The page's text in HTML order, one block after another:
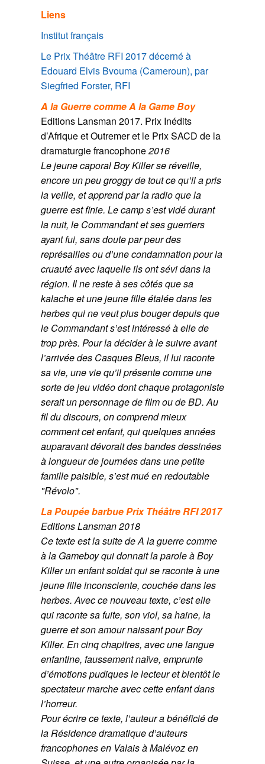
Liens
Institut français
Le Prix Théâtre RFI 2017 décerné à
Edouard Elvis Bvouma (Cameroun), par
Siegfried Forster, RFI
A la Guerre comme A la Game Boy
Editions Lansman 2017. Prix Inédits
d’Afrique et Outremer et le Prix SACD de la
dramaturgie francophone2016
Le jeune caporal Boy Killer se réveille,
encore un peu groggy de tout ce qu’il a pris
la veille, et apprend par la radio que la
guerre est finie. Le camp s’est vidé durant
la nuit, le Commandant et ses guerriers
ayant fui, sans doute par peur des
représailles ou d’une condamnation pour la
cruauté avec laquelle ils ont sévi dans la
région. Il ne reste à ses côtés que sa
kalache et une jeune fille étalée dans les
herbes qui ne veut plus bouger depuis que
le Commandant s’est intéressé à elle de
trop près. Pour la décider à le suivre avant
l’arrivée des Casques Bleus, il lui raconte
sa vie, une vie qu’il présente comme une
sorte de jeu vidéo dont chaque protagoniste
serait un personnage de film ou de BD. Au
fil du discours, on comprend mieux
comment cet enfant, qui quelques années
auparavant dévorait des bandes dessinées
à longueur de journées dans une petite
famille paisible, s’est mué en redoutable
"Révolo".
La Poupée barbuePrix Théâtre RFI 2017
Editions Lansman 2018
Ce texte est la suite deA la guerre comme
à la Gameboyqui donnait la parole à Boy
Killer un enfant soldat qui se raconte à une
jeune fille inconsciente, couchée dans les
herbes. Avec ce nouveau texte, c’est elle
qui raconte sa fuite, son viol, sa haine, la
guerre et son amour naissant pour Boy
Killer. En cinq chapitres, avec une langue
enfantine, faussement naïve, emprunte
d’émotions pudiques le lecteur et bientôt le
spectateur marche avec cette enfant dans
l’horreur.
Pour écrire ce texte, l’auteur a bénéficié de
la Résidence dramatique d’auteurs
francophones en Valais à Malévoz en